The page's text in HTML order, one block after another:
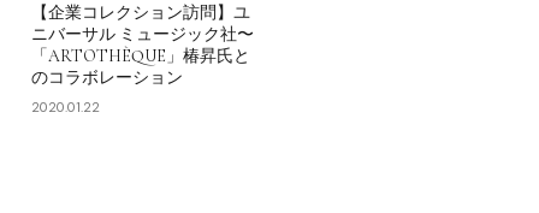
【企業コレクション訪問】ユ
ニバーサル ミュージック社〜
「ARTOTHÈQUE」椿昇氏と
のコラボレーション
2020.01.22